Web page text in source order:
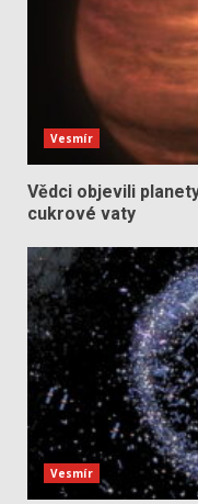
Vesmír
Vědci objevili
cukrové vaty
Vesmír